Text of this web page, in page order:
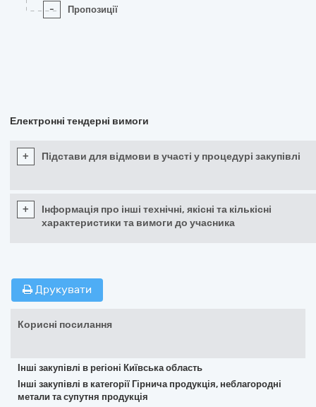
- Пропозиції
Електронні тендерні вимоги
+ Підстави для відмови в участі у процедурі закупівлі
+
Інформація про інші технічні, якісні та кількісні
характеристики та вимоги до учасника
Друкувати
Корисні посилання
Інші закупівлі в регіоні Київська область
Інші закупівлі в категорії Гірнича продукція, неблагородні
метали та супутня продукція